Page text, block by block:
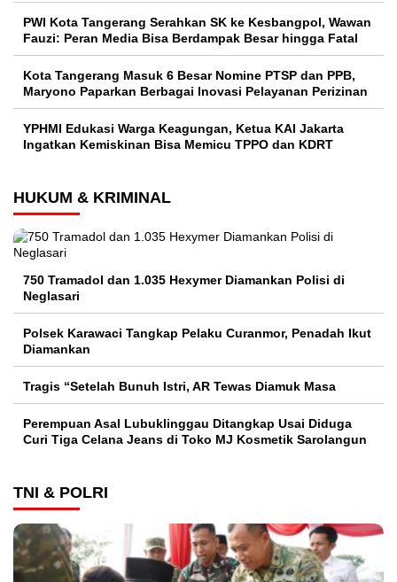
PWI Kota Tangerang Serahkan SK ke Kesbangpol, Wawan
Fauzi: Peran Media Bisa Berdampak Besar hingga Fatal
Kota Tangerang Masuk 6 Besar Nomine PTSP dan PPB,
Maryono Paparkan Berbagai Inovasi Pelayanan Perizinan
YPHMI Edukasi Warga Keagungan, Ketua KAI Jakarta
Ingatkan Kemiskinan Bisa Memicu TPPO dan KDRT
HUKUM & KRIMINAL
750 Tramadol dan 1.035 Hexymer Diamankan Polisi di
Neglasari
Polsek Karawaci Tangkap Pelaku Curanmor, Penadah Ikut
Diamankan
Tragis “Setelah Bunuh Istri, AR Tewas Diamuk Masa
Perempuan Asal Lubuklinggau Ditangkap Usai Diduga
Curi Tiga Celana Jeans di Toko MJ Kosmetik Sarolangun
TNI & POLRI